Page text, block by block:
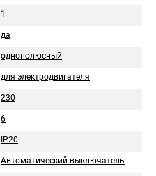
1
да
однополюсный
для электродвигателя
230
6
IP20
Автоматический выключатель